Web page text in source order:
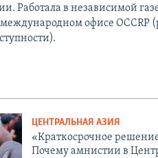
Работала в независимой
офисе OCCRP
ЦЕНТРАЛЬНАЯ АЗИЯ
«Краткосрочное
Почему амнистии в